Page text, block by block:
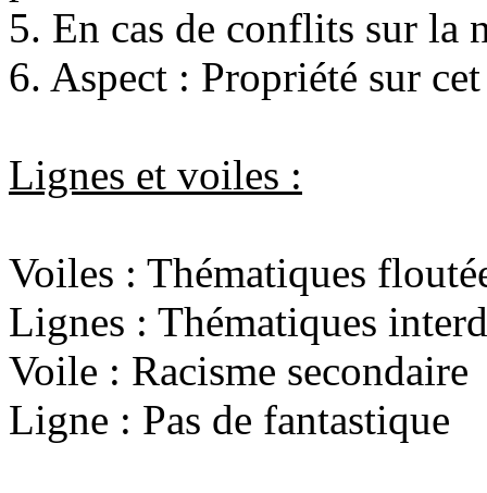
5. En cas de conflits sur la
6. Aspect : Propriété sur cet
Lignes et voiles :
Voiles : Thématiques
Lignes : Thématiques
Voile : Racisme secondaire
Ligne : Pas de fantastique